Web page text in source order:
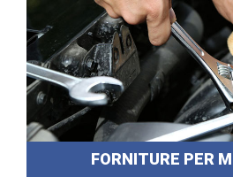
FORNITURE PER